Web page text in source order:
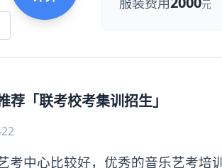
元
「联考校考集训招生」
中心比较好，优秀的音乐艺考培